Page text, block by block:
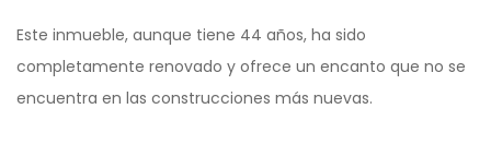
Este inmueble, aunque tiene 44 años, ha sido
completamente renovado y ofrece un encanto que no se
encuentra en las construcciones más nuevas.